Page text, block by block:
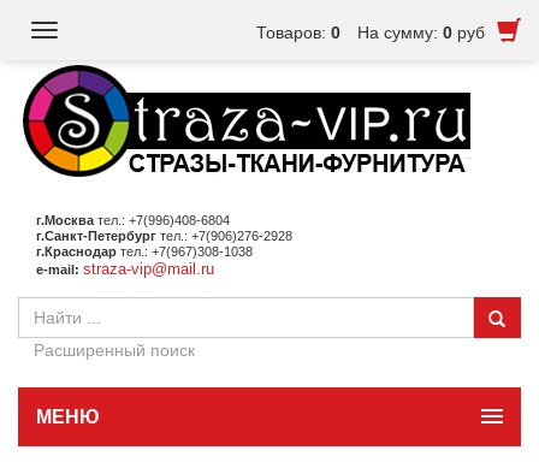
Товаров: 0 На сумму: 0 руб
Toggle
г.Москва тел.: +7(996)408-6804
г.Санкт-Петербург тел.: +7(906)276-2928
г.Краснодар тел.: +7(967)308-1038
e-mail: straza-vip@mail.ru
Расширенный поиск
МЕНЮ